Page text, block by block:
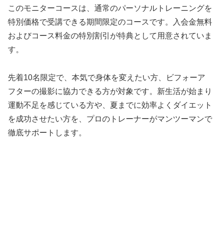
このモニターコースは、通常のパーソナルトレーニングを
特別価格で受講できる期間限定のコースです。入会金無料
およびコース料金の特別割引が特典として用意されていま
す。
先着10名限定で、本気で身体を変えたい方、ビフォーア
フターの撮影に協力できる方が対象です。新生活が始まり
運動不足を感じている方や、夏までに効率よくダイエット
を成功させたい方を、プロのトレーナーがマンツーマンで
徹底サポートします。